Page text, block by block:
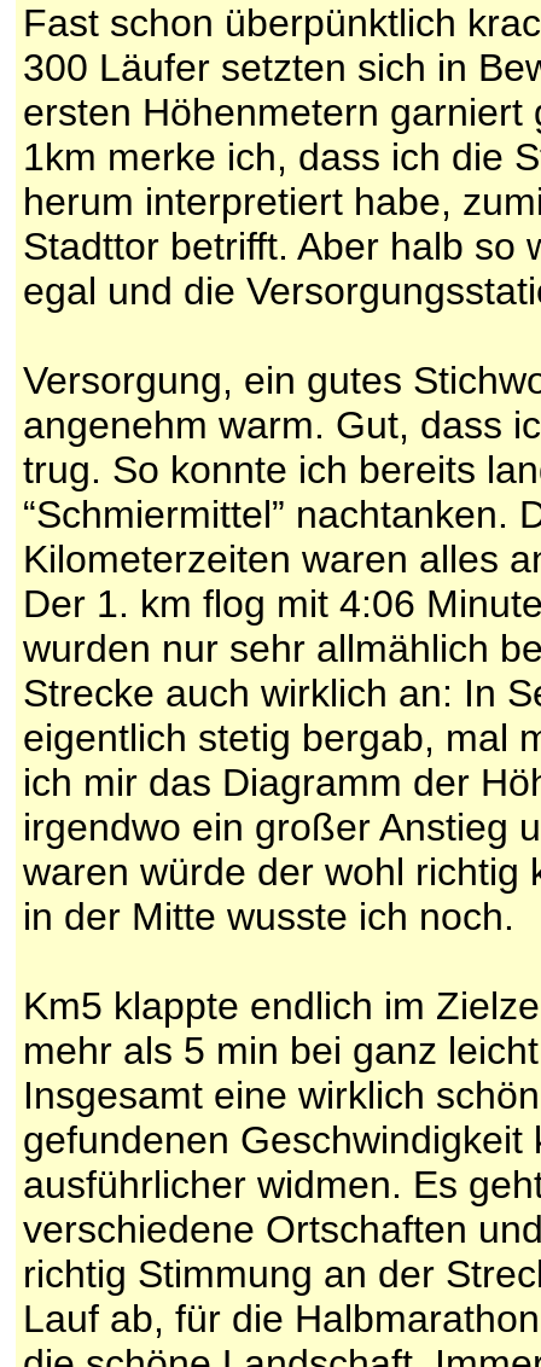
Fast schon überpünktlich
300 Läufer setzten sich in
ersten Höhenmetern
1km merke ich, dass ich die
herum interpretiert habe,
Stadttor betrifft. Aber halb so
egal und die
Versorgung, ein gutes
angenehm warm. Gut, dass
trug. So konnte ich bereits
“Schmiermittel” nachtanken.
Kilometerzeiten waren alles
Der 1. km flog mit 4:06
wurden nur sehr allmählich
Strecke auch wirklich an: In
eigentlich stetig bergab, mal
ich mir das Diagramm der
irgendwo ein großer Anstieg
waren würde der wohl richtig
in der Mitte wusste ich noch.
Km5 klappte endlich im
mehr als 5 min bei ganz
Insgesamt eine wirklich
gefundenen
ausführlicher widmen. Es
verschiedene Ortschaften
richtig Stimmung an der
Lauf ab, für die